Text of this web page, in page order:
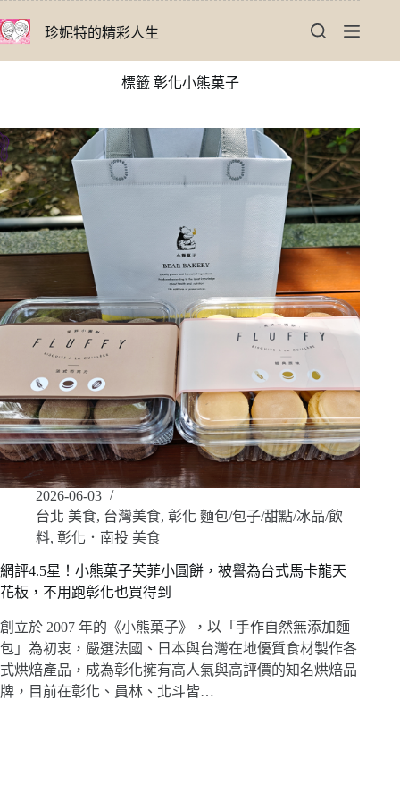
至
珍妮特的精彩人生
標籤彰化小熊菓子
2026-06-03
台北 美食, 台灣美食, 彰化 麵包/包子/甜點/冰品/飲
料, 彰化．南投 美食
網評4.5星！小熊菓子芙菲小圓餅，被譽為台式馬卡龍天
花板，不用跑彰化也買得到
創立於 2007 年的《小熊菓子》，以「手作自然無添加麵
包」為初衷，嚴選法國、日本與台灣在地優質食材製作各
式烘焙產品，成為彰化擁有高人氣與高評價的知名烘焙品
牌，目前在彰化、員林、北斗皆…